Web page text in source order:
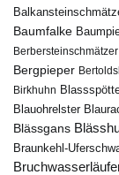
Baumfalke
Berbersteinschmätzer
Bergpieper
Birkhuhn
Blauohrelster
Blässgans
Braunkehl-